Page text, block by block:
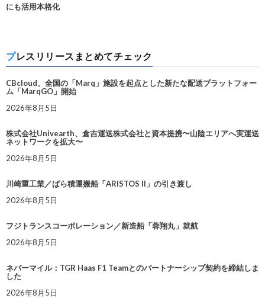
にも活用本格化
プレスリリースまとめてチェック
CBcloud、全国の「Marq」施設を起点とした新たな配送プラットフォー
ム「MarqGO」開始
2026年8月5日
株式会社Univearth、倉吉運送株式会社と資本提携〜山陰エリアへ実運送
ネットワークを拡大〜
2026年8月5日
川崎重工業／ばら積運搬船「ARISTOS II」の引き渡し
2026年8月5日
フジトランスコーポレーション／新造船「蓉翔丸」就航
2026年8月5日
ネバーマイル：TGR Haas F1 Teamとのパートナーシップ契約を締結しま
した
2026年8月5日